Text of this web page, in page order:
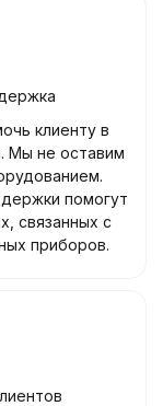
клиенту в
Мы не оставим
помогут
связанных с
приборов.